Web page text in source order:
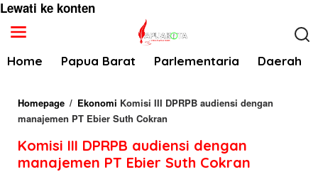
Lewati ke konten
Home Papua Barat Parlementaria Daerah
Homepage / Ekonomi Komisi III DPRPB audiensi dengan
manajemen PT Ebier Suth Cokran
Komisi III DPRPB audiensi dengan
manajemen PT Ebier Suth Cokran